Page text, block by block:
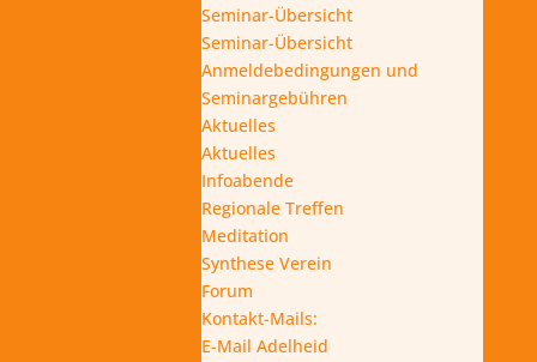
Seminar-Übersicht
Seminar-Übersicht
Anmeldebedingungen und
Seminargebühren
Aktuelles
Aktuelles
Infoabende
Regionale Treffen
Meditation
Synthese Verein
Forum
Kontakt-Mails:
E-Mail Adelheid